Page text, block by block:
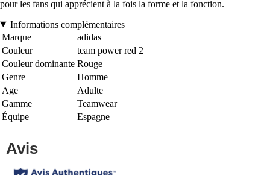
pour les fans qui apprécient à la fois la forme et la fonction.
Informations complémentaires
Marque
adidas
Couleur
team power red 2
Couleur dominante Rouge
Genre
Homme
Age
Adulte
Gamme
Teamwear
Équipe
Espagne